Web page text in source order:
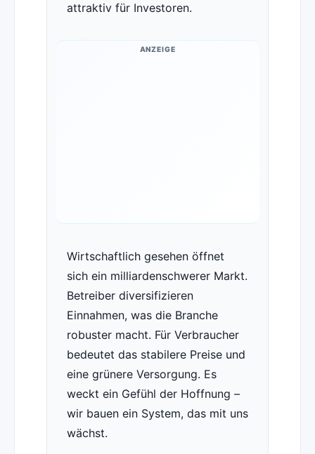
attraktiv für Investoren.
ANZEIGE
Wirtschaftlich gesehen öffnet
sich ein milliardenschwerer Markt.
Betreiber diversifizieren
Einnahmen, was die Branche
robuster macht. Für Verbraucher
bedeutet das stabilere Preise und
eine grünere Versorgung. Es
weckt ein Gefühl der Hoffnung –
wir bauen ein System, das mit uns
wächst.